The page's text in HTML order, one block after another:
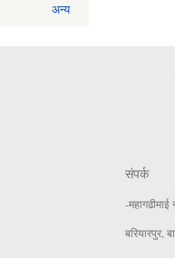
अन्य
संपर्क
-महागढीमाई
बरियारपुर,